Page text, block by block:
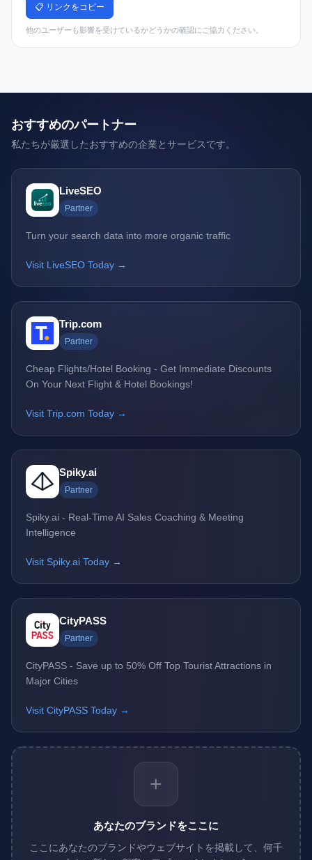
📋 リンクをコピー
他のユーザーも影響を受けているかどうかの確認にご協力ください。
おすすめのパートナー
私たちが厳選したおすすめの企業とサービスです。
LiveSEO
Partner
Turn your search data into more organic traffic
Visit LiveSEO Today →
Trip.com
Partner
Cheap Flights/Hotel Booking - Get Immediate Discounts
On Your Next Flight & Hotel Bookings!
Visit Trip.com Today →
Spiky.ai
Partner
Spiky.ai - Real-Time AI Sales Coaching & Meeting
Intelligence
Visit Spiky.ai Today →
CityPASS
Partner
CityPASS - Save up to 50% Off Top Tourist Attractions in
Major Cities
Visit CityPASS Today →
+
あなたのブランドをここに
ここにあなたのブランドやウェブサイトを掲載して、何千